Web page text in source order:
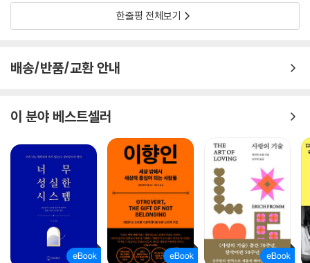
한줄평 전체보기
배송/반품/교환 안내
이 분야 베스트셀러